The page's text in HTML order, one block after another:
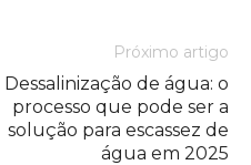
Próximo artigo
Dessalinização de água: o
processo que pode ser a
solução para escassez de
água em 2025